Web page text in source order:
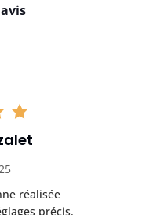
réalisée
précis.